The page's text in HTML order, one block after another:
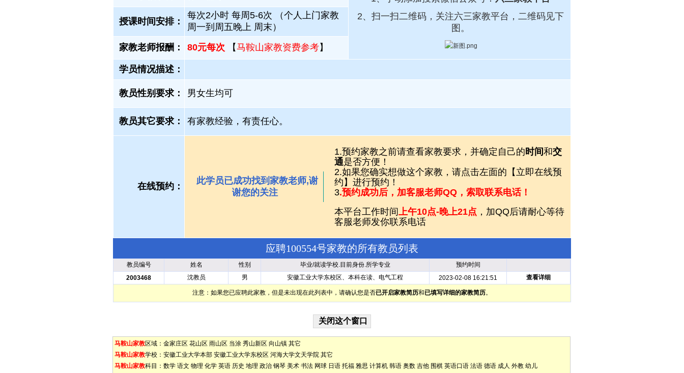
2、扫一扫二维码，关注六三家教平台， 二维码见下
图。
授课时间安排：
每次2小时 每周5-6次 （个人上门家教
周一到周五晚上 周末）
家教老师报酬：
80元每次 【马鞍山家教资费参考】
学员情况描述：
教员性别要求： 男女生均可
教员其它要求： 有家教经验，有责任心。
在线预约：
此学员已成功找到家教老师,谢
谢您的关注
1.预约家教之前请查看家教要求，并确定自己的时间和交
通是否方便！
2.如果您确实想做这个家教，请点击左面的【立即在线预
约】进行预约！
3.预约成功后，加客服老师QQ，索取联系电话！
本平台工作时间上午10点-晚上21点 ，加QQ后请耐心等待
客服老师发你联系电话
应聘100554号家教的所有教员列表
教员编号 姓名 性别 毕业/就读学校.目前身份.所学专业
预约时间
2003468
沈教员 男 安徽工业大学东校区、本科在读、电气工程 2023-02-08 16:21:51 查看详细
注意：如果您已应聘此家教，但是未出现在此列表中，请确认您是否已开启家教简历和已填写详细的家教简历。
马鞍山家教区域： 金家庄区 花山区 雨山区 当涂 秀山新区 向山镇 其它
马鞍山家教学校： 安徽工业大学本部 安徽工业大学东校区 河海大学文天学院 其它
马鞍山家教科目： 数学 语文 物理 化学 英语 历史 地理 政治 钢琴 美术 书法 网球 日语 托福 雅思 计算机 韩语 奥数 吉他 围棋 英语口语 法语 德语 成人 外教 幼儿